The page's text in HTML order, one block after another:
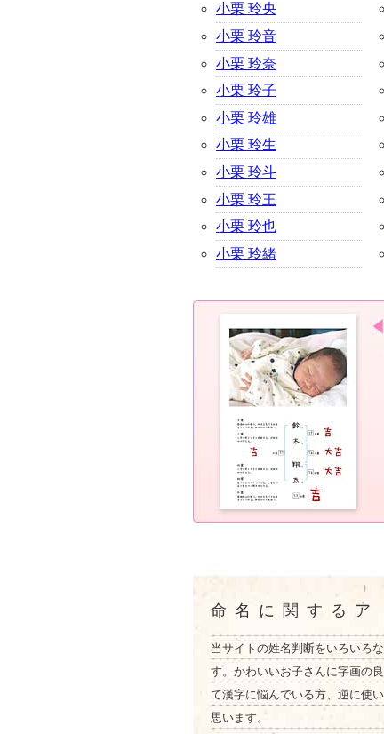
小栗 玲央
小栗 玲音
小栗 玲奈
小栗 玲子
小栗 玲雄
小栗 玲生
小栗 玲斗
小栗 玲王
小栗 玲也
小栗 玲緒
命名に関するア
当サイトの姓名判断をいろいろ
す。かわいいお子さんに字画の
て漢字に悩んでいる方、逆に使
思います。